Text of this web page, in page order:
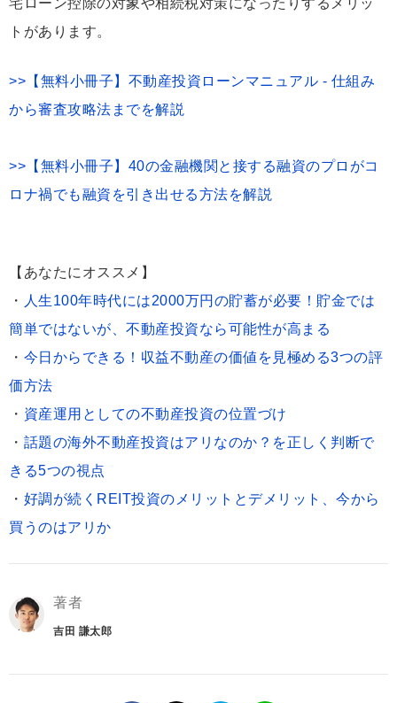
宅ローン控除の対象や相続税対策になったりするメリッ
トがあります。
>>【無料小冊子】不動産投資ローンマニュアル - 仕組み
から審査攻略法までを解説
>>【無料小冊子】40の金融機関と接する融資のプロがコ
ロナ禍でも融資を引き出せる方法を解説
【あなたにオススメ】
・ 人生100年時代には2000万円の貯蓄が必要！貯金では
簡単ではないが、不動産投資なら可能性が高まる
・ 今日からできる！収益不動産の価値を見極める3つの評
価方法
・ 資産運用としての不動産投資の位置づけ
・ 話題の海外不動産投資はアリなのか？を正しく判断で
きる5つの視点
・ 好調が続くREIT投資のメリットとデメリット、今から
買うのはアリか
著者
吉田 謙太郎